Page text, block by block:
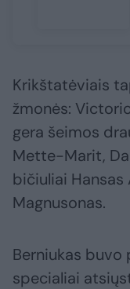
Krikštatėviais
žmonės:
gera šeimos
Mette-Marit,
bičiuliai Hansas
Magnusonas.
Berniukas
specialiai